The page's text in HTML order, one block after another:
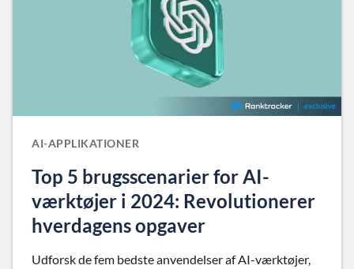
AI-APPLIKATIONER
Top 5 brugsscenarier for AI-
værktøjer i 2024: Revolutionerer
hverdagens opgaver
Udforsk de fem bedste anvendelser af AI-værktøjer,